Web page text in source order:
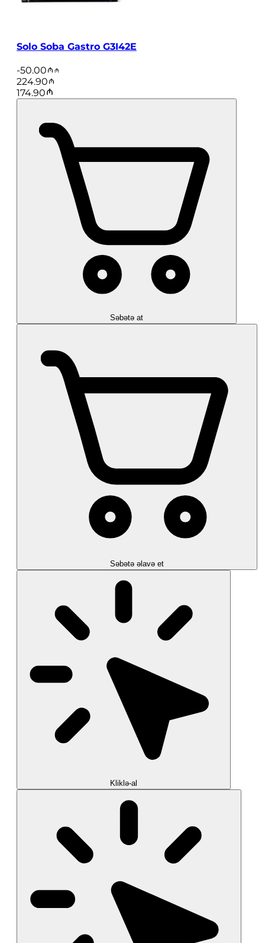
Solo Soba Gastro G3I42E
-50.00
224.90
174.90
Səbətə at
Səbətə əlavə et
Kliklə-al